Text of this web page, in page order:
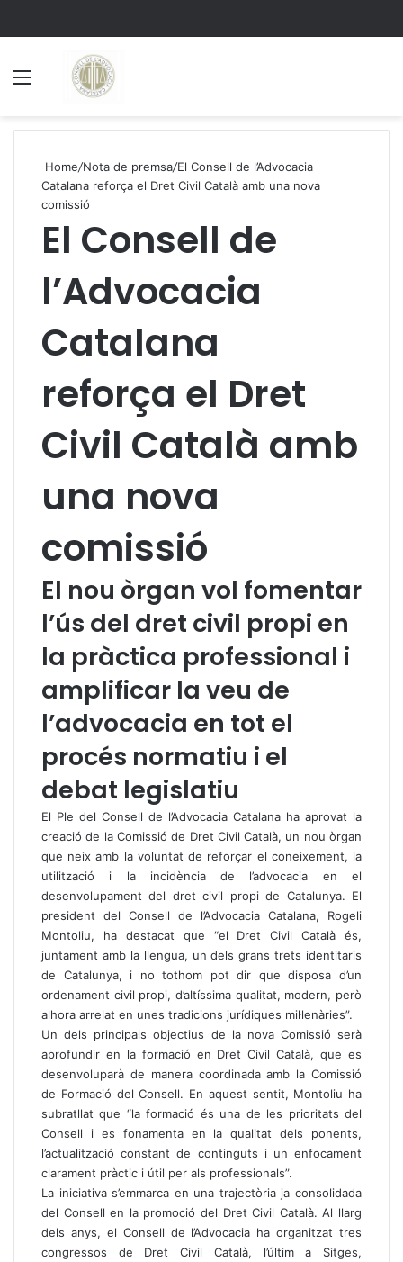
Home/Nota de premsa/El Consell de l’Advocacia
Catalana reforça el Dret Civil Català amb una nova
comissió
El Consell de
l’Advocacia
Catalana
reforça el Dret
Civil Català amb
una nova
comissió
El nou òrgan vol fomentar
l’ús del dret civil propi en
la pràctica professional i
amplificar la veu de
l’advocacia en tot el
procés normatiu i el
debat legislatiu
El Ple del Consell de l’Advocacia Catalana ha aprovat la
creació de la Comissió de Dret Civil Català, un nou òrgan
que neix amb la voluntat de reforçar el coneixement, la
utilització i la incidència de l’advocacia en el
desenvolupament del dret civil propi de Catalunya. El
president del Consell de l’Advocacia Catalana, Rogeli
Montoliu, ha destacat que “el Dret Civil Català és,
juntament amb la llengua, un dels grans trets identitaris
de Catalunya, i no tothom pot dir que disposa d’un
ordenament civil propi, d’altíssima qualitat, modern, però
alhora arrelat en unes tradicions jurídiques mil·lenàries”.
Un dels principals objectius de la nova Comissió serà
aprofundir en la formació en Dret Civil Català, que es
desenvoluparà de manera coordinada amb la Comissió
de Formació del Consell. En aquest sentit, Montoliu ha
subratllat que “la formació és una de les prioritats del
Consell i es fonamenta en la qualitat dels ponents,
l’actualització constant de continguts i un enfocament
clarament pràctic i útil per als professionals”.
La iniciativa s’emmarca en una trajectòria ja consolidada
del Consell en la promoció del Dret Civil Català. Al llarg
dels anys, el Consell de l’Advocacia ha organitzat tres
congressos de Dret Civil Català, l’últim a Sitges,